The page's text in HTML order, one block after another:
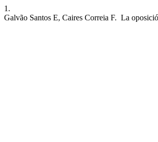
1.
Galvão Santos E, Caires Correia F. La